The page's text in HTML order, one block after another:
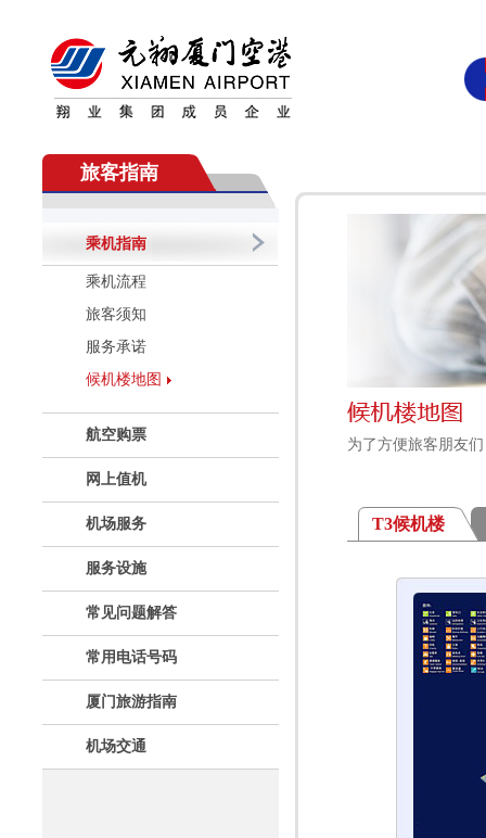
旅客指南
乘机指南
乘机流程
旅客须知
服务承诺
候机楼地图
航空购票
网上值机
机场服务
服务设施
常见问题解答
常用电话号码
厦门旅游指南
机场交通
为了方便旅客朋友
T3候机楼